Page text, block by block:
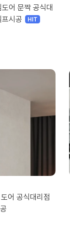
어 문짝 공식대
시공
어 공식대리점